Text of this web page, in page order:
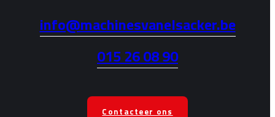
info@machinesvanelsacker.be
015 26 08 90
Contacteer ons